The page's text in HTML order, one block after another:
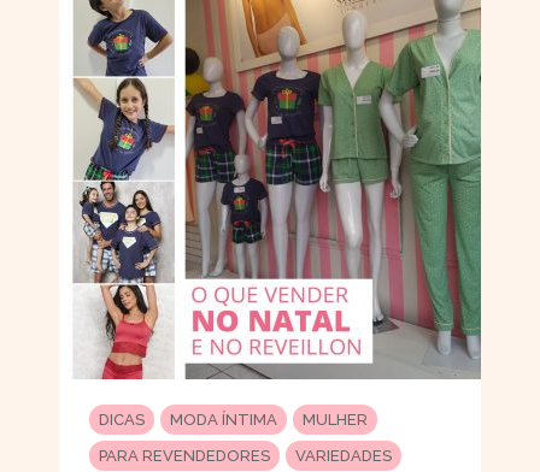
DICAS MODA ÍNTIMA
MULHER
PARA REVENDEDORES
VARIEDADES